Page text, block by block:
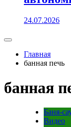
24.07.2026
Главная
банная печь
банная
Баня-
Видео